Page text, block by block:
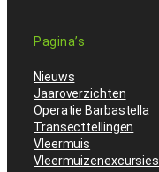
Pagina’s
Nieuws
Jaaroverzichten
Operatie Barbastella
Transecttellingen
Vleermuis
Vleermuizenexcursies